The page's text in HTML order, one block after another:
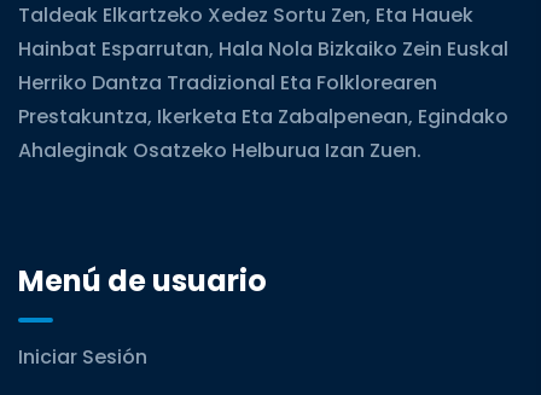
Taldeak Elkartzeko Xedez Sortu Zen, Eta Hauek
Hainbat Esparrutan, Hala Nola Bizkaiko Zein Euskal
Herriko Dantza Tradizional Eta Folklorearen
Prestakuntza, Ikerketa Eta Zabalpenean, Egindako
Ahaleginak Osatzeko Helburua Izan Zuen.
Menú de usuario
Iniciar Sesión